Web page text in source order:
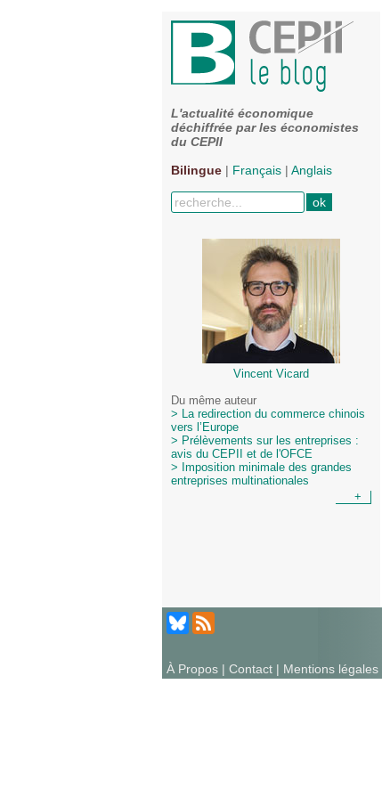
L'actualité économique
déchiffrée par les économistes
du CEPII
Bilingue | Français | Anglais
Vincent Vicard
Du même auteur
> La redirection du commerce chinois
vers l’Europe
> Prélèvements sur les entreprises :
avis du CEPII et de l'OFCE
> Imposition minimale des grandes
entreprises multinationales
+
À Propos | Contact | Mentions légales